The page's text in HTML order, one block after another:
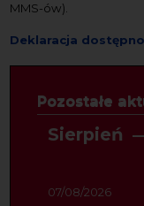
MMS-ów).
Deklaracja
Pozostałe
Sierpień
07/08/2026